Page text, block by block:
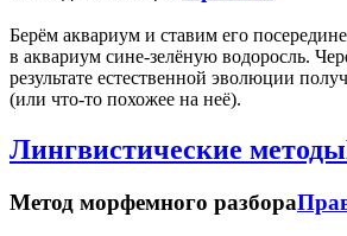
Берём аквариум и ставим его
в аквариум сине-зелёную водоросль.
результате естественной эволюции
(или что-то похожее на неё).
Лингвистические методы
Метод морфемного разбора